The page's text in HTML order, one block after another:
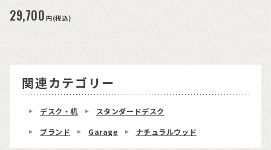
29,700 円(税込)
関連カテゴリー
デスク・机
スタンダードデスク
ブランド
Garage ナチュラルウッド